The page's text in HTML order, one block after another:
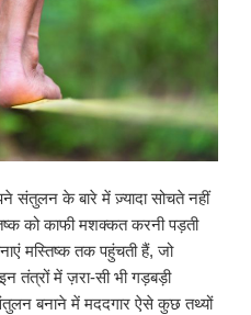
संतुलन के बारे में ज़्यादा सोचते नहीं
को काफी मशक्कत करनी पड़ती
मस्तिष्क तक पहुंचती हैं, जो
तंत्रों में ज़रा-सी भी गड़बड़ी
बनाने में मददगार ऐसे कुछ तथ्यों